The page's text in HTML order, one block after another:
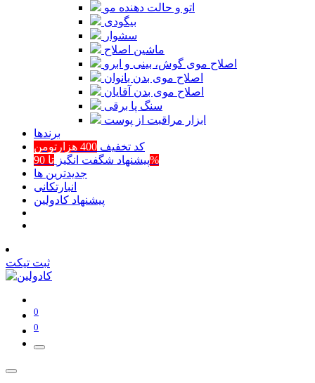
اتو و حالت دهنده مو
بیگودی
سشوار
ماشین اصلاح
اصلاح موی گوش، بینی و ابرو
اصلاح موی بدن بانوان
اصلاح موی بدن آقایان
سنگ پا برقی
ابزار مراقبت از پوست
برند‌ها
کد تخفیف 400 هزارتومن
پیشنهاد شگفت انگیزتا 90%
جدیدترین ها
انبارتکانی
پیشنهاد کادولین
ثبت تیکت
0
0